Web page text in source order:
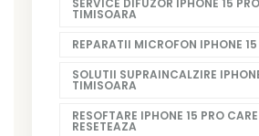
SERVICE DIFUZOR IPHONE 15
TIMISOARA
REPARATII MICROFON IPHONE 15
SOLUTII SUPRAINCALZIRE
TIMISOARA
RESOFTARE IPHONE 15 PRO CARE
RESETEAZA